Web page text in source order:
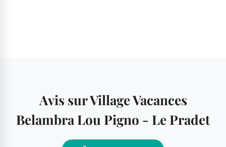
Avis sur Village Vacances
Belambra Lou Pigno - Le Pradet